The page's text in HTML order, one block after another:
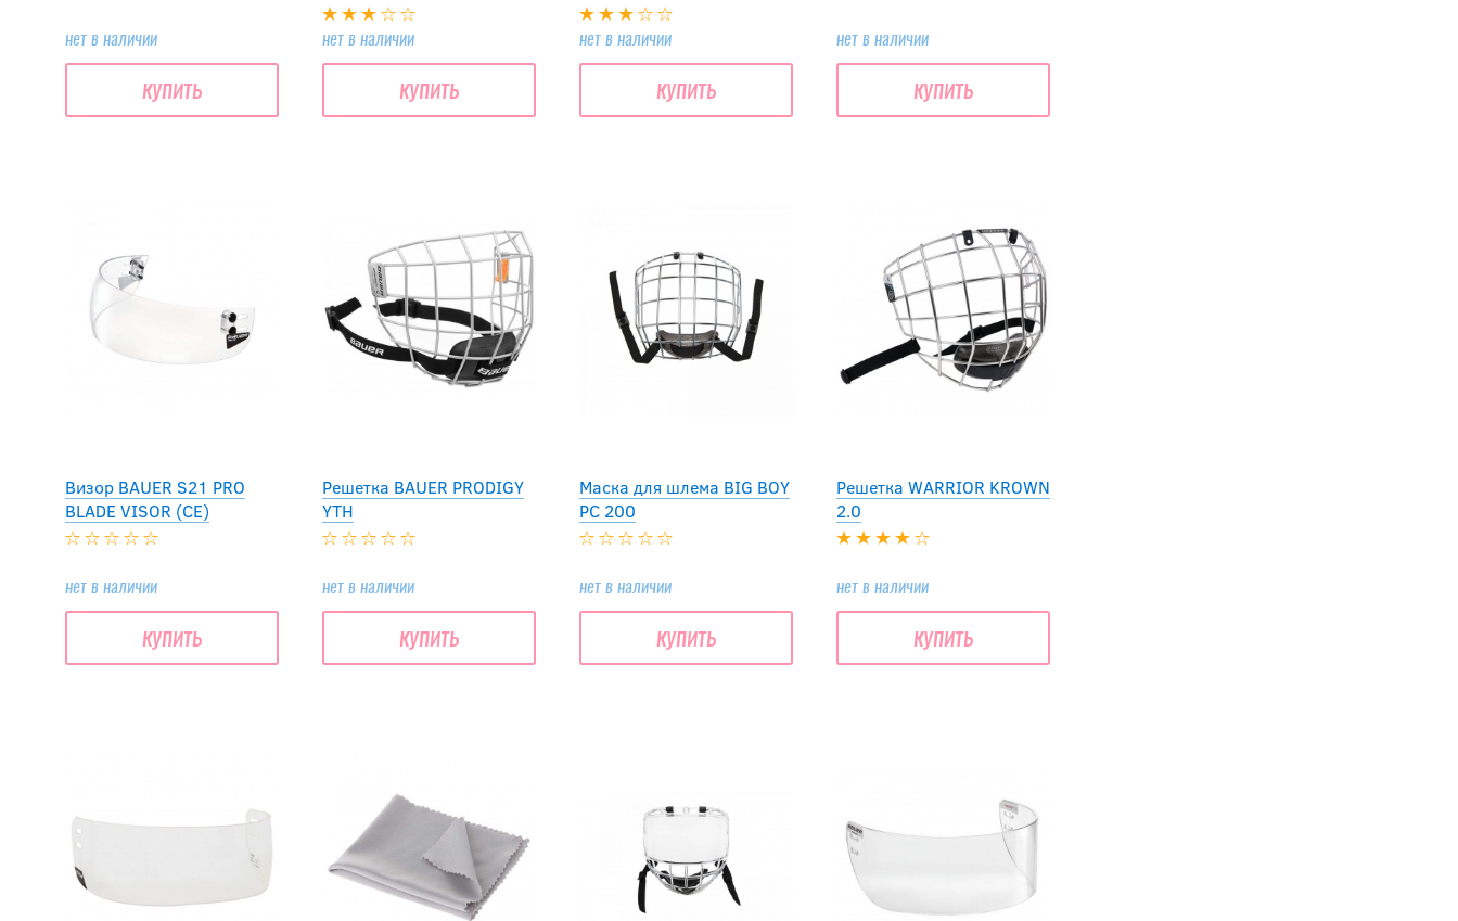
нет в наличии
купить
нет в наличии
купить
нет в наличии
купить
нет в наличии
купить
Визор BAUER S21 PRO
BLADE VISOR (CE)
нет в наличии
купить
Решетка BAUER PRODIGY
YTH
нет в наличии
купить
Маска для шлема BIG BOY
PC 200
нет в наличии
купить
Решетка WARRIOR KROWN
2.0
нет в наличии
купить